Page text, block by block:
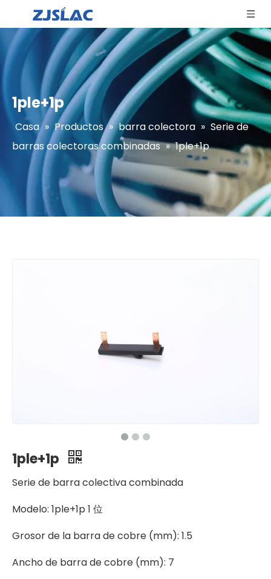
1ple+1p
Casa » Productos » barra colectora » Serie de
barras colectoras combinadas » 1ple+1p
1ple+1p
Serie de barra colectiva combinada
Modelo: 1ple+1p 1 位
Grosor de la barra de cobre (mm): 1.5
Ancho de barra de cobre (mm): 7